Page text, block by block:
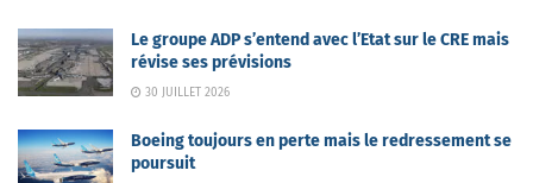
Le groupe ADP s’entend avec l’Etat sur le CRE mais
révise ses prévisions
30 JUILLET 2026
Boeing toujours en perte mais le redressement se
poursuit